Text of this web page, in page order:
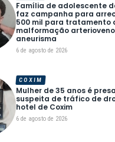
Família de adolescente
faz campanha para
500 mil para tratamento
malformação
aneurisma
6 de agosto de 2026
Mulher de 35 anos é
suspeita de tráfico de
hotel de Coxim
6 de agosto de 2026
COXIM